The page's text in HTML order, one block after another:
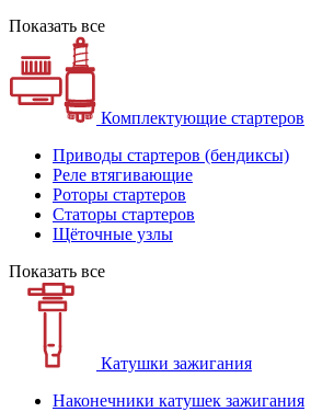
Показать все
Комплектующие стартеров
Приводы стартеров (бендиксы)
Реле втягивающие
Роторы стартеров
Статоры стартеров
Щёточные узлы
Показать все
Катушки зажигания
Наконечники катушек зажигания